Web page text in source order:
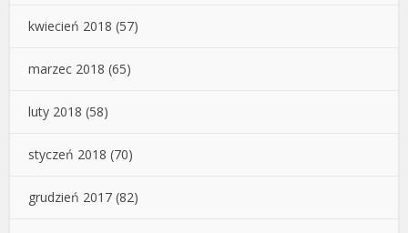
kwiecień 2018 (57)
marzec 2018 (65)
luty 2018 (58)
styczeń 2018 (70)
grudzień 2017 (82)